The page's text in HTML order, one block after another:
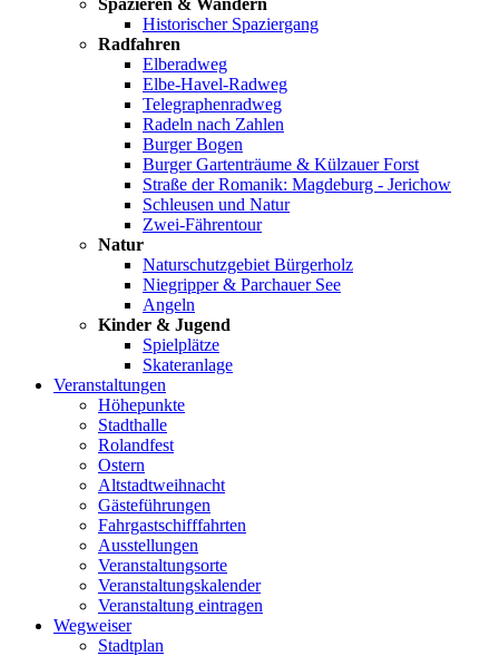
Spazieren & Wandern
Historischer Spaziergang
Radfahren
Elberadweg
Elbe-Havel-Radweg
Telegraphenradweg
Radeln nach Zahlen
Burger Bogen
Burger Gartenträume & Külzauer Forst
Straße der Romanik: Magdeburg - Jerichow
Schleusen und Natur
Zwei-Fährentour
Natur
Naturschutzgebiet Bürgerholz
Niegripper & Parchauer See
Angeln
Kinder & Jugend
Spielplätze
Skateranlage
Veranstaltungen
Höhepunkte
Stadthalle
Rolandfest
Ostern
Altstadtweihnacht
Gästeführungen
Fahrgastschifffahrten
Ausstellungen
Veranstaltungsorte
Veranstaltungskalender
Veranstaltung eintragen
Wegweiser
Stadtplan